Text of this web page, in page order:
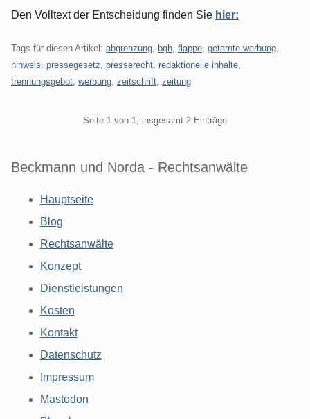
Den Volltext der Entscheidung finden Sie hier:
Tags für diesen Artikel: abgrenzung bgh flappe getarnte werbung
hinweis pressegesetz presserecht redaktionelle inhalte
trennungsgebot werbung zeitschrift zeitung
Seite 1 von 1, insgesamt 2 Einträge
Beckmann und Norda - Rechtsanwälte
Hauptseite
Blog
Rechtsanwälte
Konzept
Dienstleistungen
Kosten
Kontakt
Datenschutz
Impressum
Mastodon